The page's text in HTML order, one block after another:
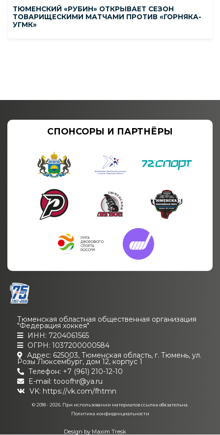
ТЮМЕНСКИЙ «РУБИН» ОТКРЫВАЕТ СЕЗОН
ТОВАРИЩЕСКИМИ МАТЧАМИ ПРОТИВ «ГОРНЯКА-
УГМК»
СПОНСОРЫ И ПАРТНЁРЫ
Тюменская областная общественная организация
"Федерация хоккея"
ИНН: 7204061565
ОГРН: 1037200000584
Адрес: 625003, Тюменская область, г. Тюмень, ул.
Розы Люксембург, дом 12, корпус 1
Телефон: +7 (961) 210-12-10
E-mail: tooofhr@ya.ru
VK: https://vk.com/fhtmn
© 2018 - 2026. При использовании материалов ссылка обязательна.
Политика конфиденциальности
Design by Maxim Tresk